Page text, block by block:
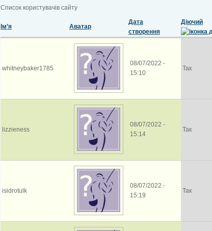
Список користувачів сайту
Ім’я Аватар
Дата
створення
Діючий
whitneybaker1785
08/07/2022 -
15:10
Так
lizzieness
08/07/2022 -
15:14
Так
isidrotulk
08/07/2022 -
15:19
Так